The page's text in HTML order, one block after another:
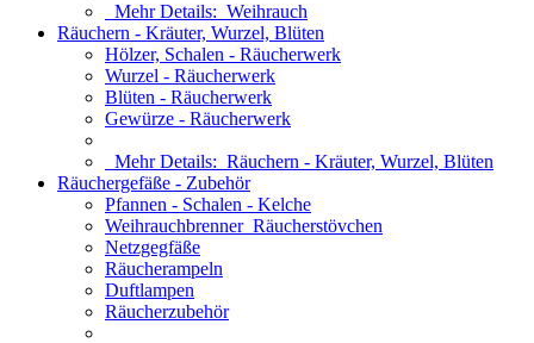
Mehr Details: Weihrauch
Räuchern - Kräuter, Wurzel, Blüten
Hölzer, Schalen - Räucherwerk
Wurzel - Räucherwerk
Blüten - Räucherwerk
Gewürze - Räucherwerk
Mehr Details: Räuchern - Kräuter, Wurzel, Blüten
Räuchergefäße - Zubehör
Pfannen - Schalen - Kelche
Weihrauchbrenner_Räucherstövchen
Netzgegfäße
Räucherampeln
Duftlampen
Räucherzubehör